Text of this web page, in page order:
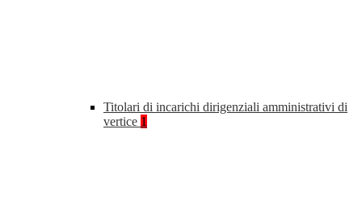
Titolari di incarichi dirigenziali amministrativi di
vertice 1